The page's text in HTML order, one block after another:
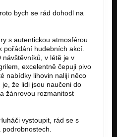
bych se rád dohodl na
s autentickou atmosférou
pořádání hudebních akcí.
návštěvníků, v létě je v
excelentně čepuji pivo
nabídky lihovin naliji něco
že lidi jsou naučeni do
žánrovou rozmanitost
vystoupit, rád se s